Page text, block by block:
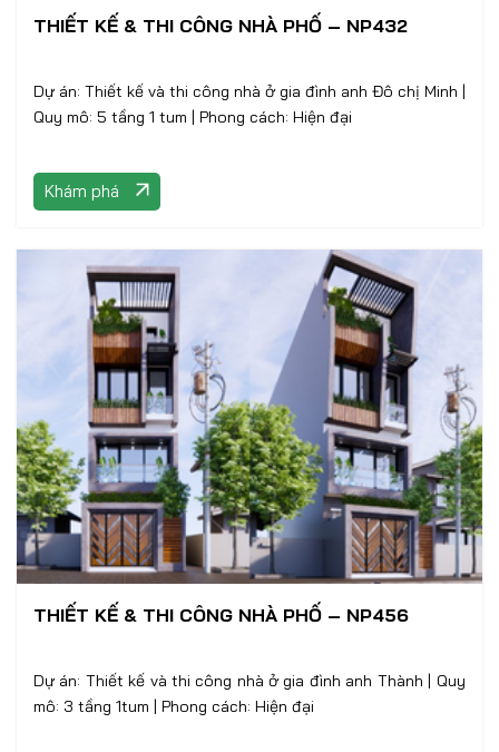
THIẾT KẾ & THI CÔNG NHÀ PHỐ – NP432
Dự án: Thiết kế và thi công nhà ở gia đình anh Đô chị Minh |
Quy mô: 5 tầng 1 tum | Phong cách: Hiện đại
Khám phá
THIẾT KẾ & THI CÔNG NHÀ PHỐ – NP456
Dự án: Thiết kế và thi công nhà ở gia đình anh Thành | Quy
mô: 3 tầng 1tum | Phong cách: Hiện đại